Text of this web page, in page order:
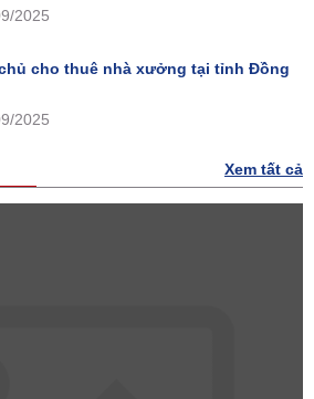
2025
cho thuê nhà xưởng tại tỉnh Đồng
2025
Xem tất cả